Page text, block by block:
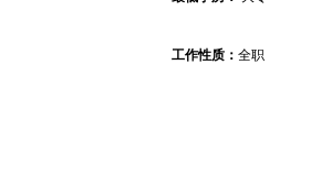
工作性质： 全职